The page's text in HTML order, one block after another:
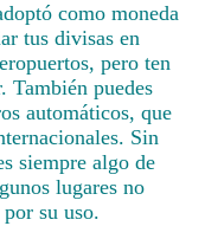
como moneda
tus divisas en
pero ten
También puedes
automáticos, que
Sin
siempre algo de
lugares no
su uso.